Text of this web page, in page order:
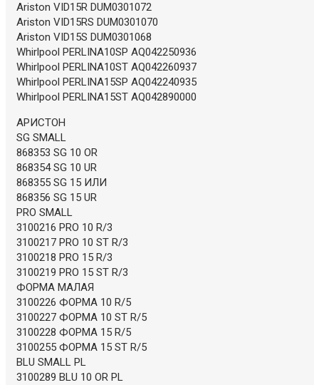
Ariston VID15R DUM0301072
Ariston VID15RS DUM0301070
Ariston VID15S DUM0301068
Whirlpool PERLINA10SP AQ042250936
Whirlpool PERLINA10ST AQ042260937
Whirlpool PERLINA15SP AQ042240935
Whirlpool PERLINA15ST AQ042890000
АРИСТОН
SG SMALL
868353 SG 10 OR
868354 SG 10 UR
868355 SG 15 ИЛИ
868356 SG 15 UR
PRO SMALL
3100216 PRO 10 R/3
3100217 PRO 10 ST R/3
3100218 PRO 15 R/3
3100219 PRO 15 ST R/3
ФОРМА МАЛАЯ
3100226 ФОРМА 10 R/5
3100227 ФОРМА 10 ST R/5
3100228 ФОРМА 15 R/5
3100255 ФОРМА 15 ST R/5
BLU SMALL PL
3100289 BLU 10 OR PL